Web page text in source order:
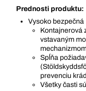
Prednosti produktu:
Vysoko bezpečná
Kontajnerová
vstavaným
Spĺňa
prevenciu
Všetky časti